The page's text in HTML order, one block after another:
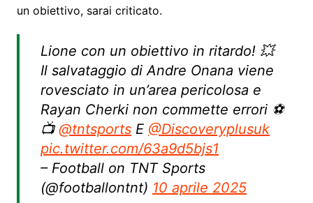
un obiettivo, sarai criticato.
Lione con un obiettivo in ritardo! 💥
Il salvataggio di Andre Onana viene
rovesciato in un’area pericolosa e
Rayan Cherki non commette errori ⚽
📺@tntsportsE @Discoveryplusuk
pic.twitter.com/63a9d5bjs1
– Football on TNT Sports
(@footballontnt) 10 aprile 2025